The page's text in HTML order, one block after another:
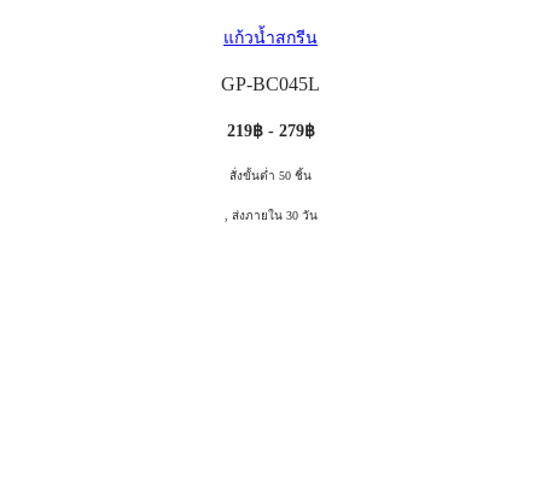
แก้วน้ำสกรีน
GP-BC045L
219฿ - 279฿
สั่งขั้นต่ำ 50 ชิ้น
, ส่งภายใน 30 วัน